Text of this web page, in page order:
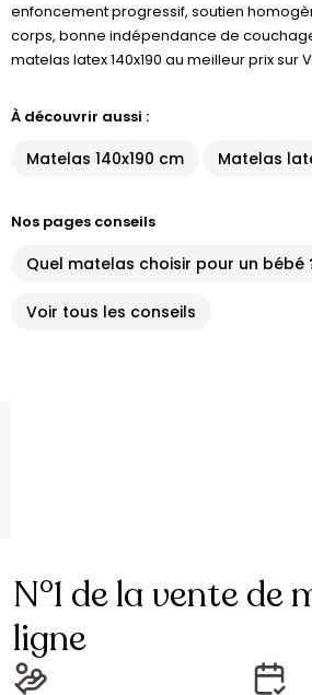
enfoncement progressif, soutien
corps, bonne indépendance de
matelas latex 140x190 au meilleur prix sur
À découvrir aussi :
Matelas 140x190 cm Matelas
Nos pages conseils
Quel matelas choisir pour un bébé
Voir tous les conseils
N°1 de la vente de
ligne